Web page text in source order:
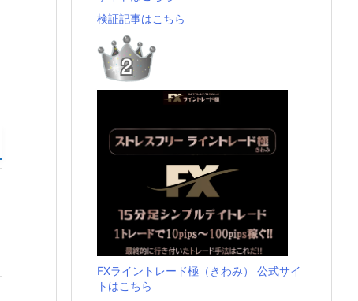
検証記事はこちら
FXライントレード極（きわみ） 公式サイ
トはこちら